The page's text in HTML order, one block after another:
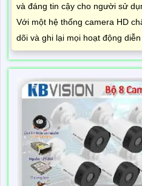
và đáng tin cậy cho người sử
Với một hệ thống camera HD
dõi và ghi lại mọi hoạt động